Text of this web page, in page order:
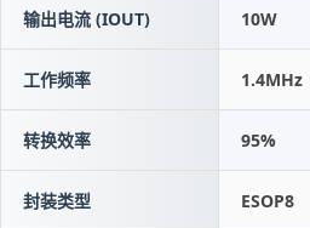
输出电流 (IOUT) 10W
工作频率 1.4MHz
转换效率 95%
封装类型 ESOP8